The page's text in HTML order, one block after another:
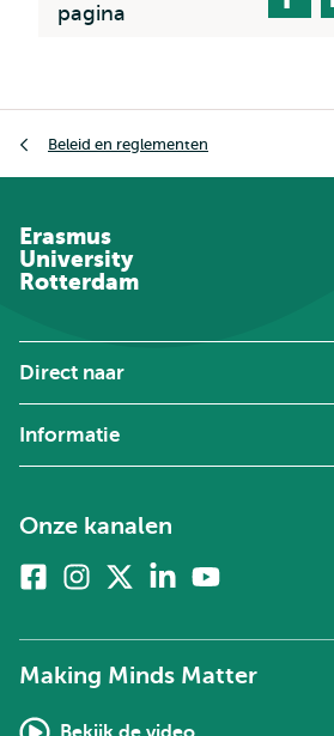
pagina
Beleid en reglementen
Erasmus
University
Rotterdam
Direct naar
Informatie
Onze kanalen
FacebookInstagram
twitter)
Linkedin
Making Minds Matter